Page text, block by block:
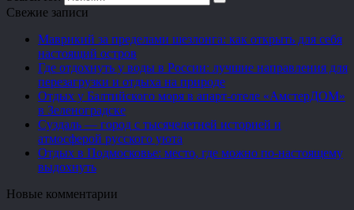
Свежие записи
Маврикий за пределами шезлонга: как открыть для себя
настоящий остров
Где отдохнуть у воды в России: лучшие направления для
перезагрузки и отдыха на природе
Отдых у Балтийского моря в апарт-отеле «АмстерДОМ»
в Зеленоградске
Суздаль — город с тысячелетней историей и
атмосферой русского уюта
Отдых в Подмосковье: место, где можно по-настоящему
выдохнуть
Новые комментарии